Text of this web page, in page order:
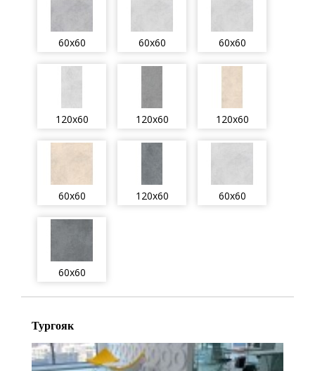
60x60 60x60 60x60
120x60 120x60 120x60
60x60 120x60 60x60
60x60
Тургояк